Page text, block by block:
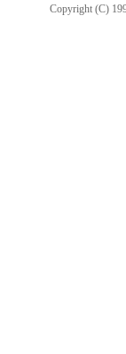
Copyright (C)